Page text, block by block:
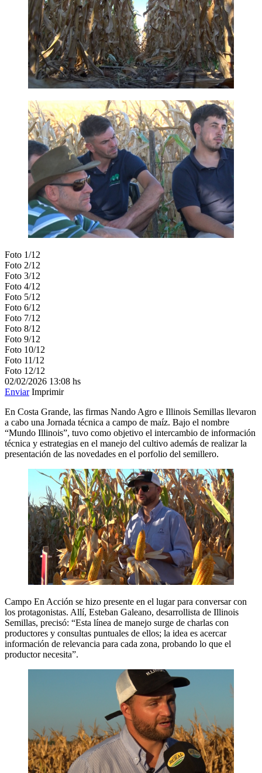
Foto 1/12
Foto 2/12
Foto 3/12
Foto 4/12
Foto 5/12
Foto 6/12
Foto 7/12
Foto 8/12
Foto 9/12
Foto 10/12
Foto 11/12
Foto 12/12
02/02/2026 13:08 hs
Enviar Imprimir
En Costa Grande, las firmas Nando Agro e Illinois Semillas llevaron
a cabo una Jornada técnica a campo de maíz. Bajo el nombre
“Mundo Illinois”, tuvo como objetivo el intercambio de información
técnica y estrategias en el manejo del cultivo además de realizar la
presentación de las novedades en el porfolio del semillero.
Campo En Acción se hizo presente en el lugar para conversar con
los protagonistas. Allí, Esteban Galeano, desarrollista de Illinois
Semillas, precisó: “Esta línea de manejo surge de charlas con
productores y consultas puntuales de ellos; la idea es acercar
información de relevancia para cada zona, probando lo que el
productor necesita”.